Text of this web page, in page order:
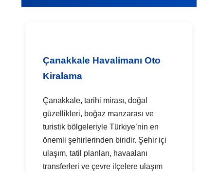
Çanakkale Havalimanı Oto
Kiralama
Çanakkale, tarihi mirası, doğal
güzellikleri, boğaz manzarası ve
turistik bölgeleriyle Türkiye’nin en
önemli şehirlerinden biridir. Şehir içi
ulaşım, tatil planları, havaalanı
transferleri ve çevre ilçelere ulaşım